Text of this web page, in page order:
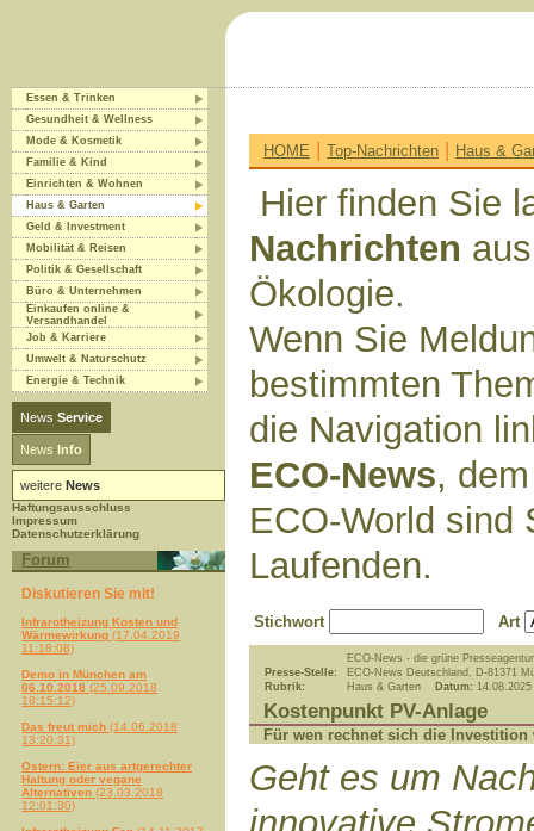
Essen & Trinken
Gesundheit & Wellness
Mode & Kosmetik
Familie & Kind
Einrichten & Wohnen
Haus & Garten
Geld & Investment
Mobilität & Reisen
Politik & Gesellschaft
Büro & Unternehmen
Einkaufen online &
Versandhandel
Job & Karriere
Umwelt & Naturschutz
Energie & Technik
News Service
News Info
weitere News
Haftungsausschluss
Impressum
Datenschutzerklärung
Forum
Diskutieren Sie mit!
Infrarotheizung Kosten und
Wärmewirkung (17.04.2019
11:18:08)
Demo in München am
06.10.2018 (25.09.2018
18:15:12)
Das freut mich (14.06.2018
13:20:31)
Ostern: Eier aus artgerechter
Haltung oder vegane
Alternativen (23.03.2018
12:01:30)
HOME | Top-Nachrichten | Haus &
Hier finden Sie
Nachrichten
Ökologie.
Wenn Sie
bestimmten
die Navigation
ECO-News,
ECO-World sind
Laufenden.
Stichwort Art
ECO-News - die grüne Presseagentur
Presse-Stelle:
ECO-News Deutschland, D-81371
Rubrik:
Haus & Garten Datum: 14.08.2025
Kostenpunkt PV-Anlage
Für wen rechnet sich die
Geht es um